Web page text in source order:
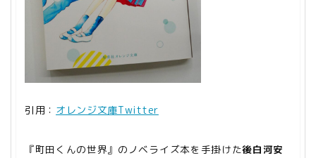
引用： オレンジ文庫Twitter
『町田くんの世界』のノベライズ本を手掛けた後白河安